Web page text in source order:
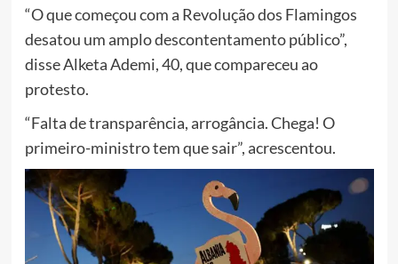
“O que começou com a Revolução dos Flamingos
desatou um amplo descontentamento público”,
disse Alketa Ademi, 40, que compareceu ao
protesto.
“Falta de transparência, arrogância. Chega! O
primeiro-ministro tem que sair”, acrescentou.